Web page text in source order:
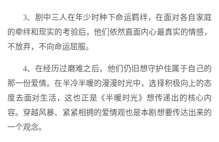
3、剧中三人在年少时种下命运羁绊，在面对各自家庭
的牵绊和现实的考验后，他们依然直面内心最真实的情感，
不放弃，不向命运屈服。
4、在经历过磨难之后，他们仍旧想守护住属于自己的
那一份爱情。在半冷半暖的漫漫时光中，选择积极向上的态
度去面对生活，这也正是《半暖时光》想传递出的核心内
容。穿越风暴、紧紧相拥的爱情观也是本剧想要传达出来的
一个观念。